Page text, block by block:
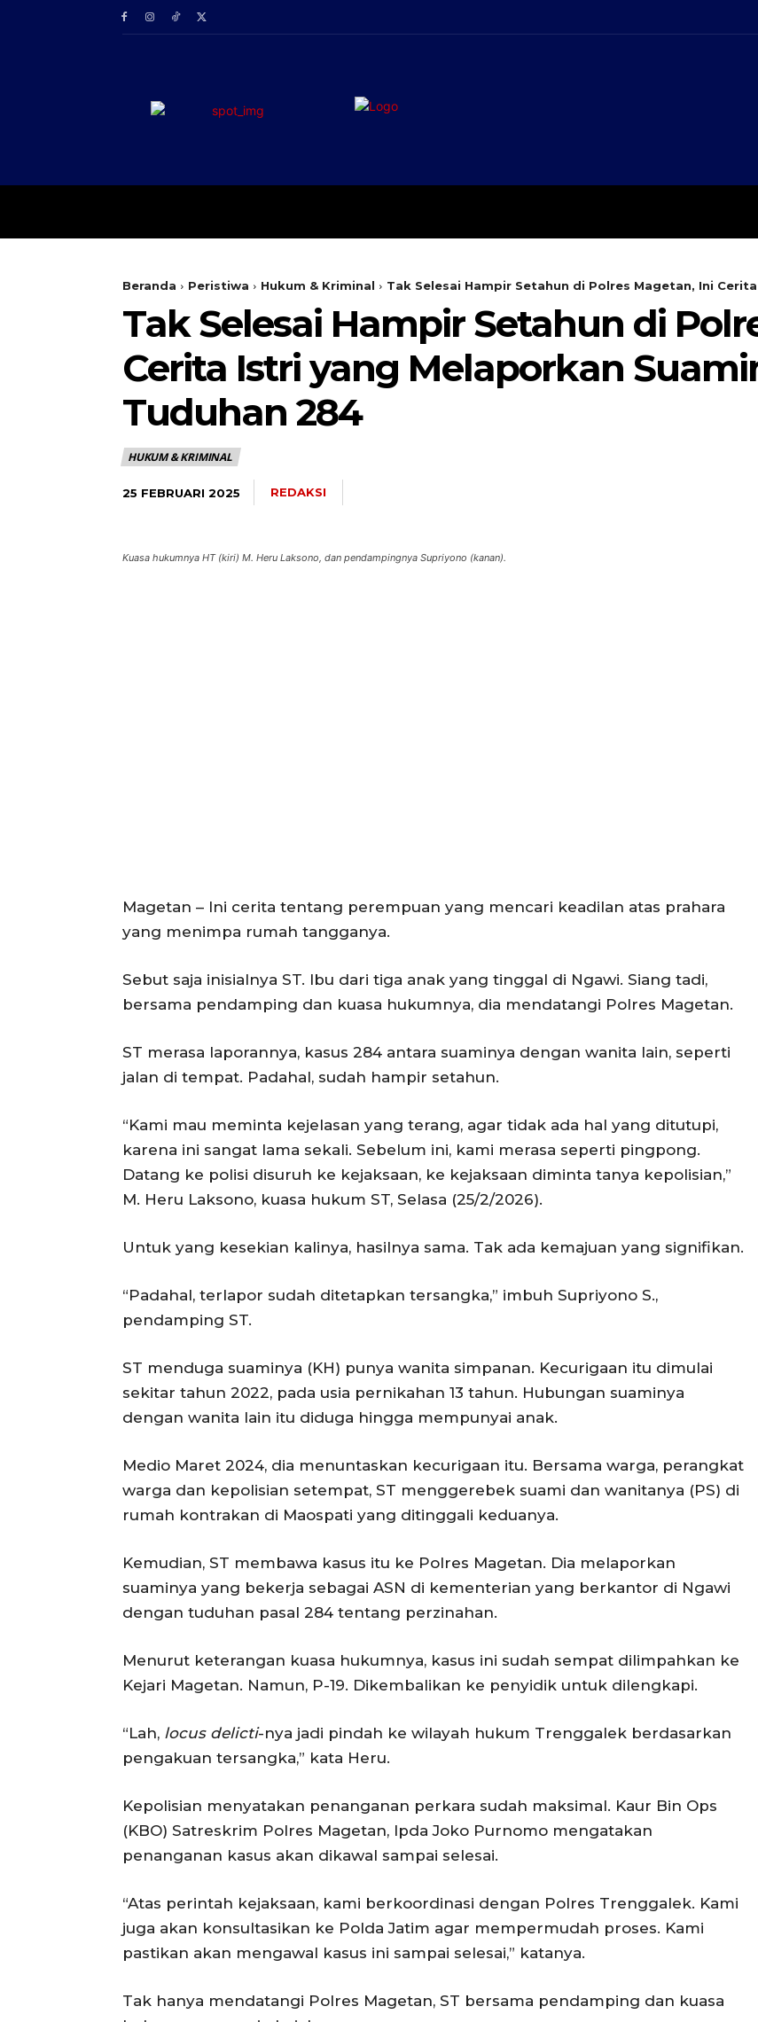
Beranda Peristiwa Hukum & Kriminal Tak Selesai Hampir Setahun di Polres Magetan, Ini
Tak Selesai Hampir Setahun di
Cerita Istri yang Melaporkan
Tuduhan 284
HUKUM & KRIMINAL
25 FEBRUARI 2025 REDAKSI
Kuasa hukumnya HT (kiri) M. Heru Laksono, dan pendampingnya Supriyono (kanan).
Magetan – Ini cerita tentang perempuan yang mencari keadilan atas prahara
yang menimpa rumah tangganya.
Sebut saja inisialnya ST. Ibu dari tiga anak yang tinggal di Ngawi. Siang tadi,
bersama pendamping dan kuasa hukumnya, dia mendatangi Polres Magetan.
ST merasa laporannya, kasus 284 antara suaminya dengan wanita lain, seperti
jalan di tempat. Padahal, sudah hampir setahun.
“Kami mau meminta kejelasan yang terang, agar tidak ada hal yang ditutupi,
karena ini sangat lama sekali. Sebelum ini, kami merasa seperti pingpong.
Datang ke polisi disuruh ke kejaksaan, ke kejaksaan diminta tanya kepolisian,”
M. Heru Laksono, kuasa hukum ST, Selasa (25/2/2026).
Untuk yang kesekian kalinya, hasilnya sama. Tak ada kemajuan yang signifikan.
“Padahal, terlapor sudah ditetapkan tersangka,” imbuh Supriyono S.,
pendamping ST.
ST menduga suaminya (KH) punya wanita simpanan. Kecurigaan itu dimulai
sekitar tahun 2022, pada usia pernikahan 13 tahun. Hubungan suaminya
dengan wanita lain itu diduga hingga mempunyai anak.
Medio Maret 2024, dia menuntaskan kecurigaan itu. Bersama warga, perangkat
warga dan kepolisian setempat, ST menggerebek suami dan wanitanya (PS) di
rumah kontrakan di Maospati yang ditinggali keduanya.
Kemudian, ST membawa kasus itu ke Polres Magetan. Dia melaporkan
suaminya yang bekerja sebagai ASN di kementerian yang berkantor di Ngawi
dengan tuduhan pasal 284 tentang perzinahan.
Menurut keterangan kuasa hukumnya, kasus ini sudah sempat dilimpahkan ke
Kejari Magetan. Namun, P-19. Dikembalikan ke penyidik untuk dilengkapi.
“Lah, locus delicti-nya jadi pindah ke wilayah hukum Trenggalek berdasarkan
pengakuan tersangka,” kata Heru.
Kepolisian menyatakan penanganan perkara sudah maksimal. Kaur Bin Ops
(KBO) Satreskrim Polres Magetan, Ipda Joko Purnomo mengatakan
penanganan kasus akan dikawal sampai selesai.
“Atas perintah kejaksaan, kami berkoordinasi dengan Polres Trenggalek. Kami
juga akan konsultasikan ke Polda Jatim agar mempermudah proses. Kami
pastikan akan mengawal kasus ini sampai selesai,” katanya.
Tak hanya mendatangi Polres Magetan, ST bersama pendamping dan kuasa